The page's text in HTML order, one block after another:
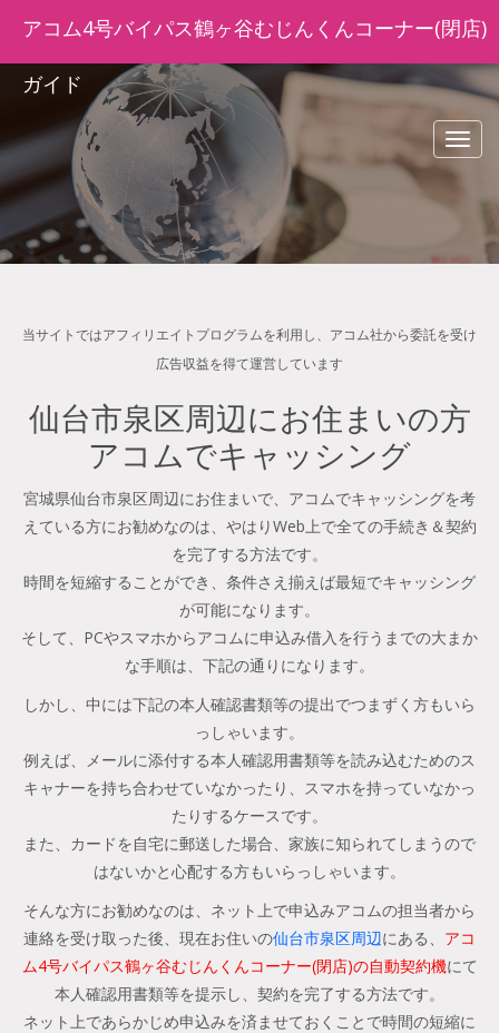
アコム4号バイパス鶴ヶ谷むじんくんコーナー(閉店)
ガイド
当サイトではアフィリエイトプログラムを利用し、アコム社から委託を受け
広告収益を得て運営しています
仙台市泉区周辺にお住まいの方
アコムでキャッシング
宮城県仙台市泉区周辺にお住まいで、アコムでキャッシングを考
えている方にお勧めなのは、やはりWeb上で全ての手続き＆契約
を完了する方法です。
時間を短縮することができ、条件さえ揃えば最短でキャッシング
が可能になります。
そして、PCやスマホからアコムに申込み借入を行うまでの大まか
な手順は、下記の通りになります。
しかし、中には下記の本人確認書類等の提出でつまずく方もいら
っしゃいます。
例えば、メールに添付する本人確認用書類等を読み込むためのス
キャナーを持ち合わせていなかったり、スマホを持っていなかっ
たりするケースです。
また、カードを自宅に郵送した場合、家族に知られてしまうので
はないかと心配する方もいらっしゃいます。
そんな方にお勧めなのは、ネット上で申込みアコムの担当者から
連絡を受け取った後、現在お住いの仙台市泉区周辺にある、 アコ
ム4号バイパス鶴ヶ谷むじんくんコーナー(閉店)の自動契約機にて
本人確認用書類等を提示し、契約を完了する方法です。
ネット上であらかじめ申込みを済ませておくことで時間の短縮に